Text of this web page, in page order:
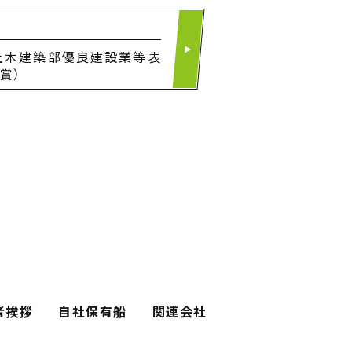
建築部優良建設業等表
）
挨拶 自社保有船 関連会社